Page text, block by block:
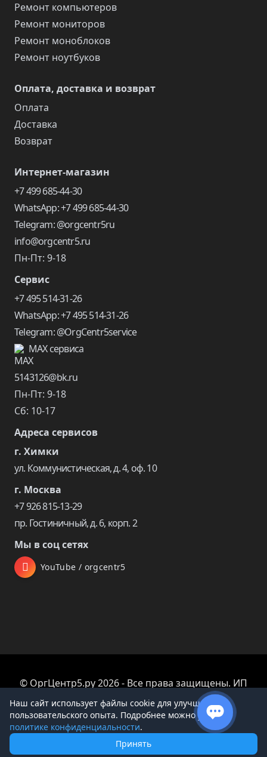
Ремонт компьютеров
Ремонт мониторов
Ремонт моноблоков
Ремонт ноутбуков
Оплата, доставка и возврат
Оплата
Доставка
Возврат
Интернет-магазин
+7 499 685-44-30
WhatsApp: +7 499 685-44-30
Telegram: @orgcentr5ru
info@orgcentr5.ru
Пн-Пт: 9-18
Сервис
+7 495 514-31-26
WhatsApp: +7 495 514-31-26
Telegram: @OrgCentr5service
MAX сервиса
5143126@bk.ru
Пн-Пт: 9-18
Сб: 10-17
Адреса сервисов
г. Химки
ул. Коммунистическая, д. 4, оф. 10
г. Москва
+7 926 815-13-29
пр. Гостиничный, д. 6, корп. 2
Мы в соц сетях
YouTube / orgcentr5
© ОргЦентр5.ру 2026 - Все права защищены. ИП
Царева Екатерина Владимировна
Наш сайт использует файлы cookie для улучшения
пользовательского опыта. Подробнее можно узнать в
политике конфиденциальности.
Принять